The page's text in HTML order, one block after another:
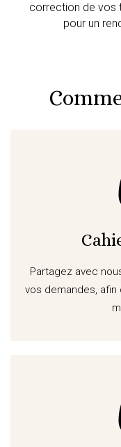
correction de vos
pour un
Partagez avec
vos demandes,